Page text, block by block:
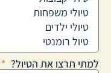
למתי תרצו את הטיול?